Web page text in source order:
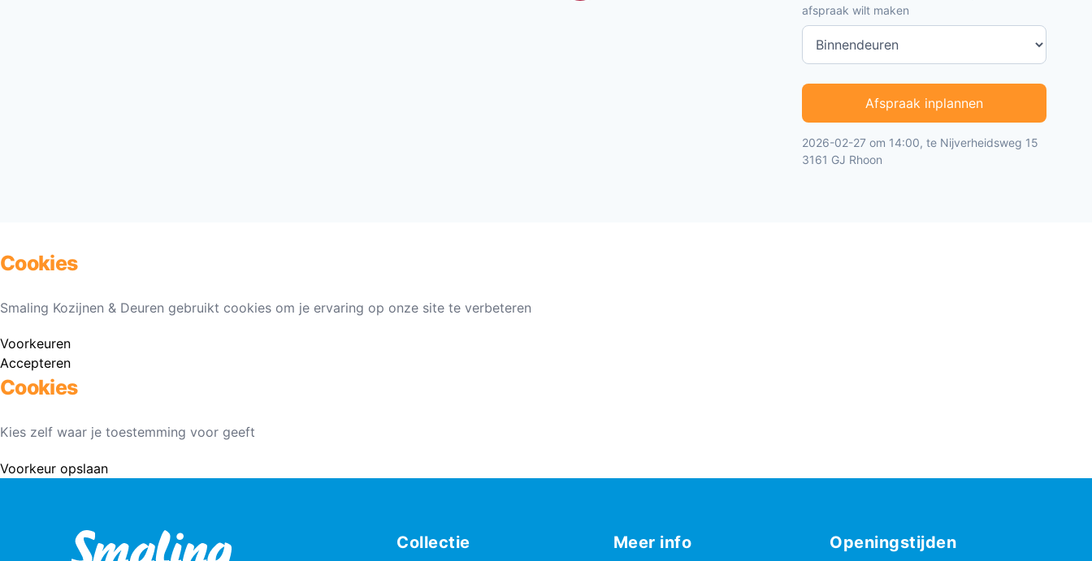
afspraak wilt maken
Afspraak inplannen
2026-02-27 om 14:00, te Nijverheidsweg 15
3161 GJ Rhoon
Cookies
Smaling Kozijnen & Deuren gebruikt cookies om je ervaring op onze site te verbeteren
Voorkeuren
Accepteren
Cookies
Kies zelf waar je toestemming voor geeft
Voorkeur opslaan
Collectie Meer info Openingstijden